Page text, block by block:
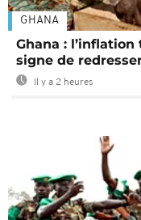
GHANA
Ghana :
signe de
Il y a 2 heures